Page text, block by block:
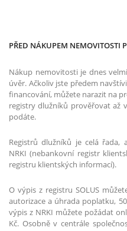
PŘED NÁKUPEM NEMOVITOSTI
Nákup nemovitosti je dnes
úvěr. Ačkoliv jste předem
financování, můžete narazit na
registry dlužníků prověřovat až
podáte.
Registrů dlužníků je celá řada,
NRKI (nebankovní registr
registru klientských informací).
O výpis z registru SOLUS
autorizace a úhrada poplatku,
výpis z NRKI můžete požádat
Kč. Osobně v centrále